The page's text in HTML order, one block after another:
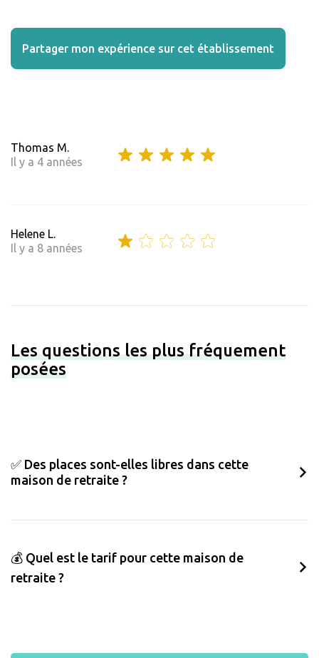
Partager mon expérience sur cet établissement
Thomas M.
Il y a 4 années
Helene L.
Il y a 8 années
Les questions les plus fréquement
posées
✅ Des places sont-elles libres dans cette
maison de retraite ?
💰 Quel est le tarif pour cette maison de
retraite ?